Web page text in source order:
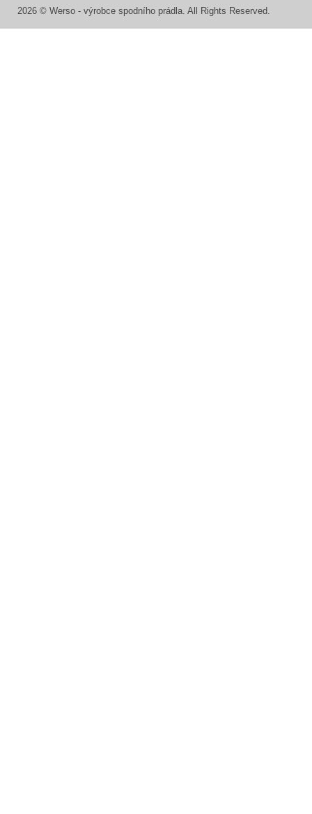
2026 © Werso - výrobce spodního prádla. All Rights Reserved.